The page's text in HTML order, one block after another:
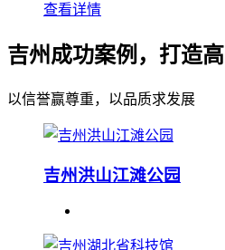
查看详情
吉州成功案例，打造
以信誉赢尊重，以品质求发展
吉州洪山江滩公园